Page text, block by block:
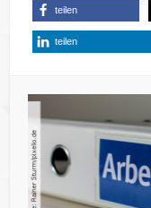
teilen
teilen